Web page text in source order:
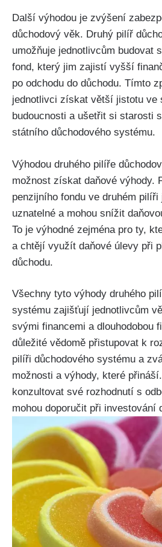
Další výhodou je zvýšení
důchodový věk. Druhý pilíř
umožňuje jednotlivcům budovat
fond, který jim zajistí vyšší
po odchodu do důchodu. Tímto
jednotlivci získat větší jistotu ve
budoucnosti a ušetřit si starosti
státního důchodového systému.
Výhodou druhého pilíře
možnost získat daňové výhody.
penzijního fondu ve druhém pilíři
uznatelné a mohou snížit
To je výhodné zejména pro ty,
a chtějí využít daňové úlevy při
důchodu.
Všechny tyto výhody druhého
systému zajišťují jednotlivcům
svými financemi a dlouhodobou
důležité vědomě přistupovat k
pilíři důchodového systému a
možnosti a výhody, které
konzultovat své rozhodnutí s
mohou doporučit při investování